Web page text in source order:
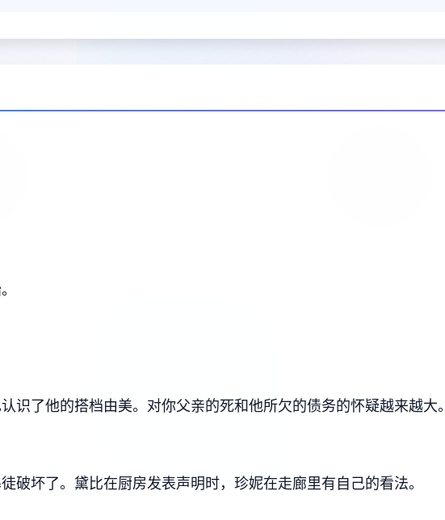
识了他的搭档由美。对你父亲的死和他所欠的债务的怀疑越来越大。
破坏了。黛比在厨房发表声明时，珍妮在走廊里有自己的看法。